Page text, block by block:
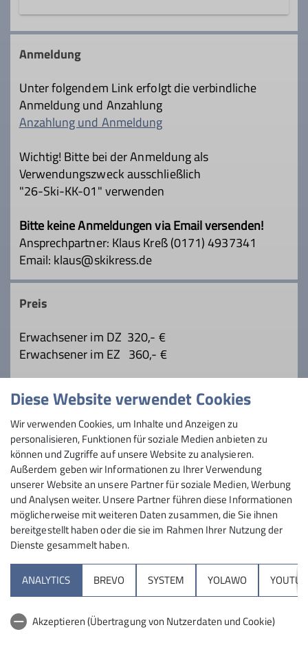
Die Skiabteilung bietet seit vielen Jahren
ein abwechslungsreiches Programm an
Fahrten für Ski- und Snowboardfahrer
und diejenigen, die es gerne werden
möchten.
Ein Team aus langjährigen Mitgliedern
und ausgebildeten Übungsleitern für Ski
und Snowboard steht der Skiabteilung
zur Verfügung. Wir veranstalten Fahrten,
wie z. B. Wochenend-Eröffnungsfahrt,
Erwachsenenfahrten mit wechselnden
Skigebieten. Außerdem können sich
unsere Mitglieder durch Gymnastik sowie
den alljährlichen Skibasar perfekt auf die
nächste Skisaison vorbereiten.
Anmeldung
Unter folgendem Link erfolgt die verbindliche
Anmeldung und Anzahlung
Anzahlung und Anmeldung
Wichtig! Bitte bei der Anmeldung als
Verwendungszweck ausschließlich
"26-Ski-KK-01" verwenden
Bitte keine Anmeldungen via Email versenden!
Ansprechpartner: Klaus Kreß (0171) 4937341
Email: klaus@skikress.de
Preis
Erwachsener im DZ 320,- €
Erwachsener im EZ 360,- €
Kinder & Jugendliche im Elternzimmer
Kinder bis 6 Jahre 145,- €
Kinder von 7- 12 Jahre 220,- €
Jugendliche 13-15 Jahre 260,-€
Programm
DAV
Diese Website verwendet Cookies
Wir verwenden Cookies, um Inhalte und Anzeigen zu
personalisieren, Funktionen für soziale Medien anbieten zu
können und Zugriffe auf unsere Website zu analysieren.
Außerdem geben wir Informationen zu Ihrer Verwendung
unserer Website an unsere Partner für soziale Medien, Werbung
und Analysen weiter. Unsere Partner führen diese Informationen
möglicherweise mit weiteren Daten zusammen, die Sie ihnen
bereitgestellt haben oder die sie im Rahmen Ihrer Nutzung der
Dienste gesammelt haben.
ANALYTICS BREVO SYSTEM YOLAWO
Akzeptieren (Übertragung von Nutzerdaten und Cookie)